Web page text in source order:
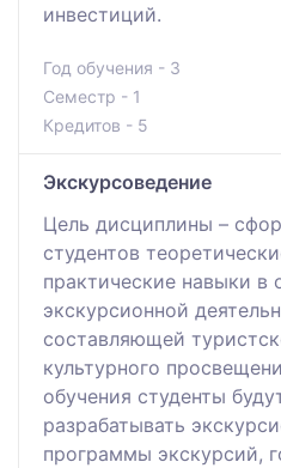
инвестиций.
Год обучения - 3
Семестр - 1
Кредитов - 5
Экскурсоведение
Цель дисциплины –
студентов
практические навыки в
экскурсионной
составляющей
культурного
обучения студенты
разрабатывать
программы экскурсий,